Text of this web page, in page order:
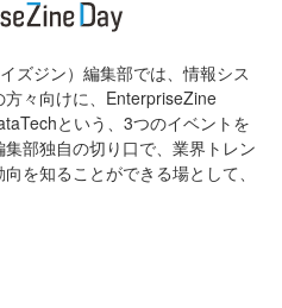
ズジン）編集部では、情報シス
々向けに、EnterpriseZine
という、3つのイベントを
部独自の切り口で、業界トレン
を知ることができる場として、